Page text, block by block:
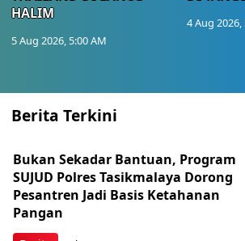
HALIM
5 Aug 2026, 5:00 AM
4 Aug 2026,
Berita Terkini
Bukan Sekadar Bantuan, Program
SUJUD Polres Tasikmalaya Dorong
Pesantren Jadi Basis Ketahanan
Pangan